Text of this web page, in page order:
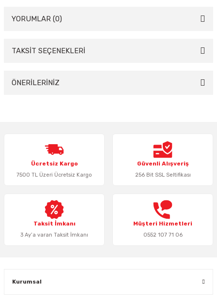
YORUMLAR (0)
Bu ürüne ilk yorumu siz yapın!
TAKSİT SEÇENEKLERİ
ÖNERİLERİNİZ
Ürün resmi kalitesiz, bozuk veya görüntülenemiyor.
Ürün açıklamasında eksik bilgiler bulunuyor.
Ürün bilgilerinde hatalar bulunuyor.
Bu ürüne benzer farklı alternatifler olmalı.
Ücretsiz Kargo
7500 TL Üzeri Ücretsiz Kargo
Güvenli Alışveriş
256 Bit SSL Seltifikası
Taksit İmkanı
3 Ay’a varan Taksit İmkanı
Müşteri Hizmetleri
0552 107 71 06
Kurumsal